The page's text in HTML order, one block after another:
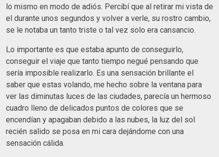
lo mismo en modo de adiós. Percibí que al retirar mi vista de
el durante unos segundos y volver a verle, su rostro cambio,
se le notaba un tanto triste o tal vez solo era cansancio.
Lo importante es que estaba apunto de conseguirlo,
conseguir el viaje que tanto tiempo negué pensando que
sería imposible realizarlo. Es una sensación brillante el
saber que estas volando, me hecho sobre la ventana para
ver las diminutas luces de las ciudades, parecía un hermoso
cuadro lleno de delicados puntos de colores que se
encendían y apagaban debido a las nubes, la luz del sol
recién salido se posa en mi cara dejándome con una
sensación cálida.